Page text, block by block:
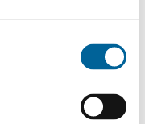
søknadsfrister